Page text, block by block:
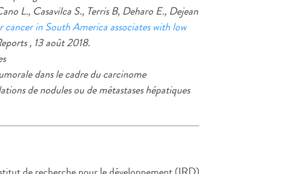
L., Casavilca S., Terris B, Deharo E., Dejean
cancer in South America associates with low
, 13 août 2018.
dans le cadre du carcinome
de nodules ou de métastases hépatiques